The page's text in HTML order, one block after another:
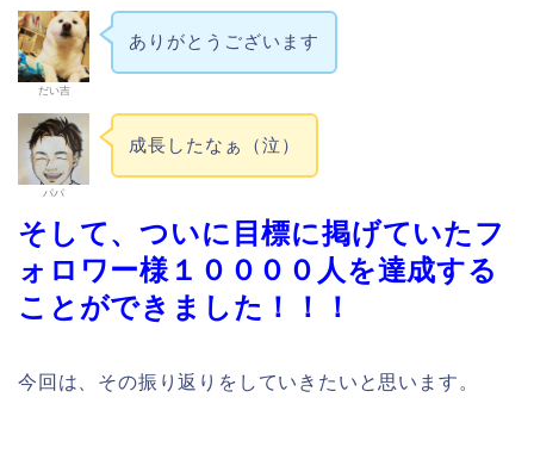
だい吉
ありがとうございます
パパ
成長したなぁ（泣）
そして、ついに目標に掲げていたフ
ォロワー様１００００人を達成する
ことができました！！！
今回は、その振り返りをしていきたいと思います。